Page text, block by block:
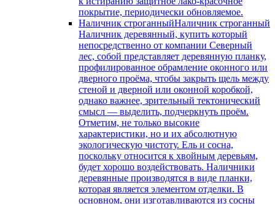
покрытие, периодически обновляемое.
Наличник строганныйНаличник строганный
Наличник деревянный, купить который
непосредственно от компании Северный
лес, собой представляет деревянную планку,
профилированное обрамление оконного или
дверного проёма, чтобы закрыть щель между
стеной и дверной или оконной коробкой,
однако важнее, зрительный тектонический
смысл — выделить, подчеркнуть проём.
Отметим, не только высокие
характеристики, но и их абсолютную
экологическую чистоту. Ель и сосна,
поскольку относится к хвойным деревьям,
будет хорошо воздействовать. Наличники
деревянные производятся в виде планки,
которая является элементом отделки. В
основном, они изготавливаются из сосны